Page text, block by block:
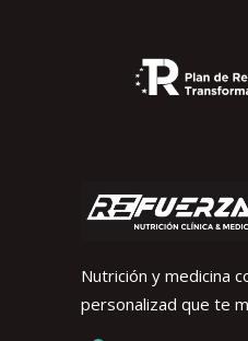
Nutrición y medicina
personalizad que te